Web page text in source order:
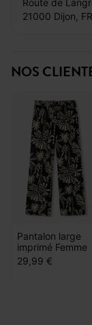
Route de
21000 Dijon, FR
NOS
Pantalon large
imprimé Femme
29,99 €